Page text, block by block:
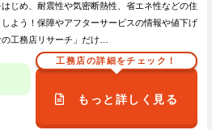
じめ、耐震性や気密断熱性、省エネ性などの住
よう！保障やアフターサービスの情報や値下げ
工務店リサーチ」だけ…
工務店の詳細をチェック！
もっと詳しく見る